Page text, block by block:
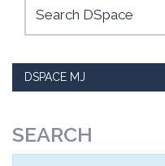
DSPACE MJ
SEARCH